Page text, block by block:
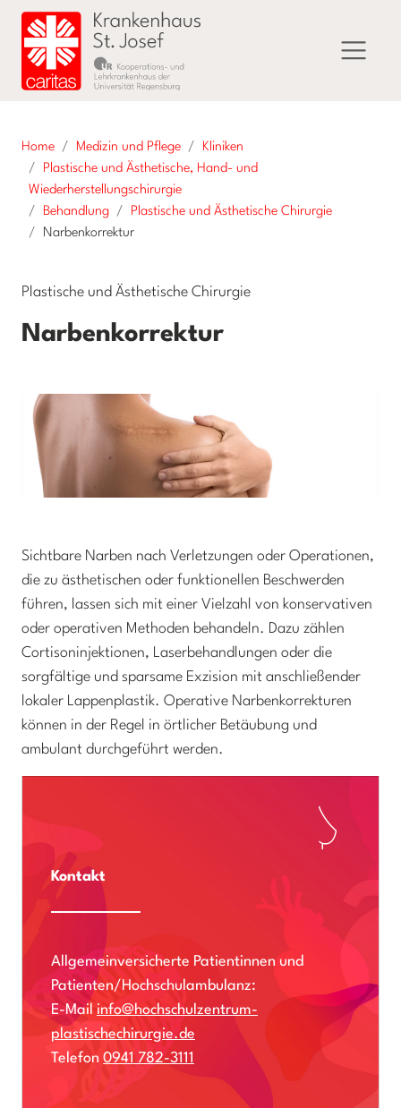
Home Medizin und Pflege
Kliniken
Plastische und Ästhetische, Hand- und
Wiederherstellungschirurgie
Behandlung
Plastische und Ästhetische Chirurgie
Narbenkorrektur
Plastische und Ästhetische Chirurgie
Narbenkorrektur
Sichtbare Narben nach Verletzungen oder Operationen,
die zu ästhetischen oder funktionellen Beschwerden
führen, lassen sich mit einer Vielzahl von konservativen
oder operativen Methoden behandeln. Dazu zählen
Cortisoninjektionen, Laserbehandlungen oder die
sorgfältige und sparsame Exzision mit anschließender
lokaler Lappenplastik. Operative Narbenkorrekturen
können in der Regel in örtlicher Betäubung und
ambulant durchgeführt werden.
Kontakt
Allgemeinversicherte Patientinnen und
Patienten/Hochschulambulanz:
E-Mail info@hochschulzentrum-
plastischechirurgie.de
Telefon 0941 782-3111